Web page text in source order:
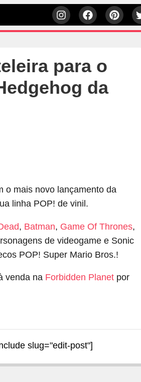
para o
da
o mais novo lançamento da
linha POP! de vinil.
, Batman, Game Of Thrones,
de videogame e Sonic
POP! Super Mario Bros.!
venda na Forbidden Planet por
slug="edit-post"]